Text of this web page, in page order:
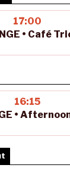
17:00
• Café
16:15
•